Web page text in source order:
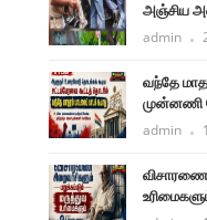
அஞ்சிய
admin
வந்தே
முன்னணி
admin
விசாரணை